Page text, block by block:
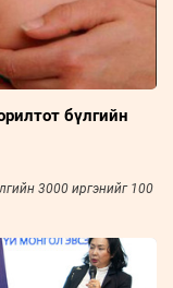
бүлгийн
3000 иргэнийг 100